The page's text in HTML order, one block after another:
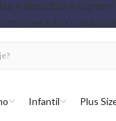
Infantil Plus